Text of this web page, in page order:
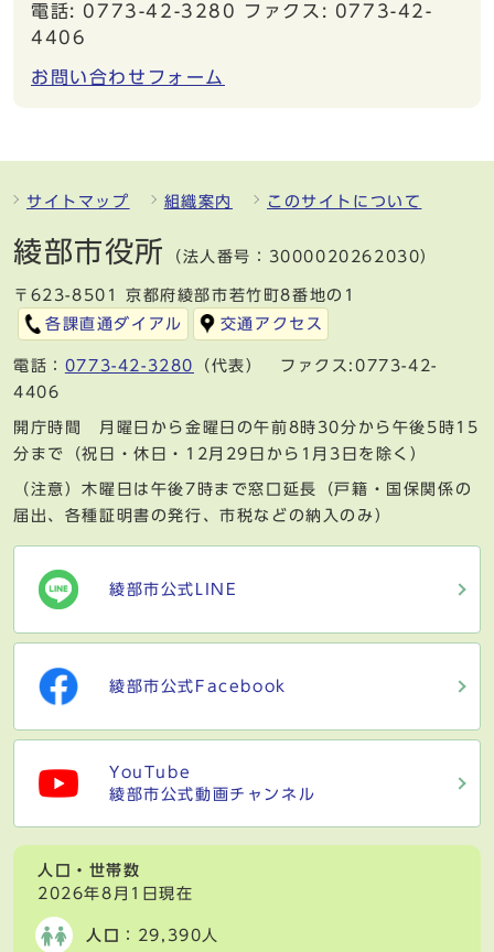
電話: 0773-42-3280 ファクス: 0773-42-
4406
お問い合わせフォーム
サイトマップ 組織案内 このサイトについて
綾部市役所 （法人番号：3000020262030）
〒623-8501 京都府綾部市若竹町8番地の1
各課直通ダイアル
交通アクセス
電話： 0773-42-3280
（代表） ファクス:0773-42-
4406
開庁時間 月曜日から金曜日の午前8時30分から午後5時15
分まで（祝日・休日・12月29日から1月3日を除く）
（注意）木曜日は午後7時まで窓口延長（戸籍・国保関係の
届出、各種証明書の発行、市税などの納入のみ）
綾部市公式LINE
綾部市公式Facebook
YouTube
綾部市公式動画チャンネル
人口・世帯数
2026年8月1日現在
人口 ：29,390人